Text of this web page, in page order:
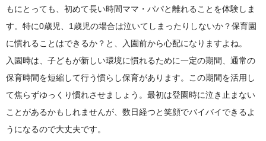
もにとっても、初めて長い時間ママ・パパと離れることを体験しま
す。特に0歳児、1歳児の場合は泣いてしまったりしないか？保育園
に慣れることはできるか？と、入園前から心配になりますよね。
入園時は、子どもが新しい環境に慣れるために一定の期間、通常の
保育時間を短縮して行う慣らし保育があります。この期間を活用し
て焦らずゆっくり慣れさせましょう。最初は登園時に泣き止まない
ことがあるかもしれませんが、数日経つと笑顔でバイバイできるよ
うになるので大丈夫です。